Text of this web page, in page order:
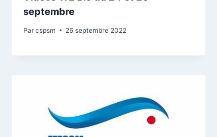
septembre
Parcspsm 26 septembre 2022